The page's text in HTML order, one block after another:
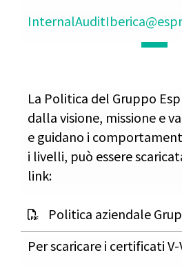
La Politica del Gruppo
dalla visione, missione e
e guidano i
i livelli, può essere
link:
Politica aziendale
Per scaricare i certificati